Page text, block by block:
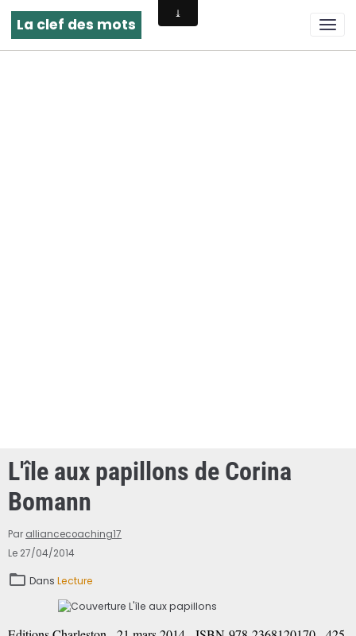
La clef des mots
L'île aux papillons de Corina
Bomann
Par alliancecoaching17
Le 27/04/2014
Dans Lecture